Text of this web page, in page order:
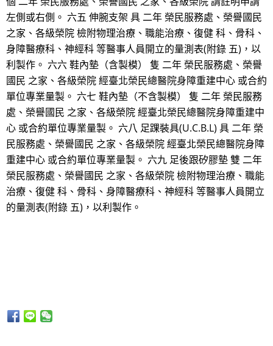
左側或右側。 六五 伸腕支架 具 二年 榮民服務處、榮譽國民
之家、各級榮院 檢附物理治療、職能治療、復健 科、骨科、
身障醫療科、神經科 等醫事人員開立的量測表(附錄 五)，以
利製作。 六六 鞋內墊（含製模） 隻 二年 榮民服務處、榮譽
國民 之家、各級榮院 經臺北榮民總醫院身障重建中心 或合約
單位專業量製。 六七 鞋內墊（不含製模） 隻 二年 榮民服務
處、榮譽國民 之家、各級榮院 經臺北榮民總醫院身障重建中
心 或合約單位專業量製。 六八 足踝裝具(U.C.B.L) 具 二年 榮
民服務處、榮譽國民 之家、各級榮院 經臺北榮民總醫院身障
重建中心 或合約單位專業量製。 六九 足後跟矽膠墊 雙 二年
榮民服務處、榮譽國民 之家、各級榮院 檢附物理治療、職能
治療、復健 科、骨科、身障醫療科、神經科 等醫事人員開立
的量測表(附錄 五)，以利製作。